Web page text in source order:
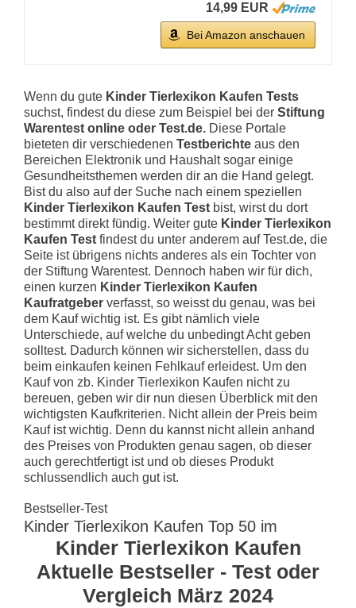
14,99 EUR
Bei Amazon anschauen
Wenn du gute Kinder Tierlexikon Kaufen Tests
suchst, findest du diese zum Beispiel bei der Stiftung
Warentest online oder Test.de. Diese Portale
bieteten dir verschiedenen Testberichte aus den
Bereichen Elektronik und Haushalt sogar einige
Gesundheitsthemen werden dir an die Hand gelegt.
Bist du also auf der Suche nach einem speziellen
Kinder Tierlexikon Kaufen Test bist, wirst du dort
bestimmt direkt fündig. Weiter gute Kinder Tierlexikon
Kaufen Test findest du unter anderem auf Test.de, die
Seite ist übrigens nichts anderes als ein Tochter von
der Stiftung Warentest. Dennoch haben wir für dich,
einen kurzen Kinder Tierlexikon Kaufen
Kaufratgeber verfasst, so weisst du genau, was bei
dem Kauf wichtig ist. Es gibt nämlich viele
Unterschiede, auf welche du unbedingt Acht geben
solltest. Dadurch können wir sicherstellen, dass du
beim einkaufen keinen Fehlkauf erleidest. Um den
Kauf von zb. Kinder Tierlexikon Kaufen nicht zu
bereuen, geben wir dir nun diesen Überblick mit den
wichtigsten Kaufkriterien. Nicht allein der Preis beim
Kauf ist wichtig. Denn du kannst nicht allein anhand
des Preises von Produkten genau sagen, ob dieser
auch gerechtfertigt ist und ob dieses Produkt
schlussendlich auch gut ist.
Bestseller-Test
Kinder Tierlexikon Kaufen Top 50 im
Kinder Tierlexikon Kaufen
Aktuelle Bestseller - Test oder
Vergleich März 2024